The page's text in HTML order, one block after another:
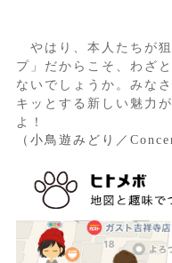
やはり、本人たちが
プ」だからこそ、わざ
ないでしょうか。みな
キッとする新しい魅力
よ！
（小鳥遊みどり／